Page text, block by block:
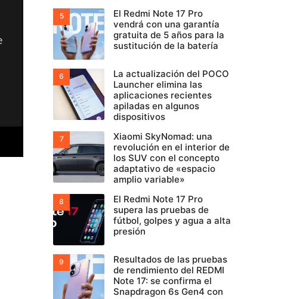
El Redmi Note 17 Pro
vendrá con una garantía
gratuita de 5 años para la
sustitución de la batería
La actualización del POCO
Launcher elimina las
aplicaciones recientes
apiladas en algunos
dispositivos
Xiaomi SkyNomad: una
revolución en el interior de
los SUV con el concepto
adaptativo de «espacio
amplio variable»
El Redmi Note 17 Pro
supera las pruebas de
fútbol, golpes y agua a alta
presión
Resultados de las pruebas
de rendimiento del REDMI
Note 17: se confirma el
Snapdragon 6s Gen4 con